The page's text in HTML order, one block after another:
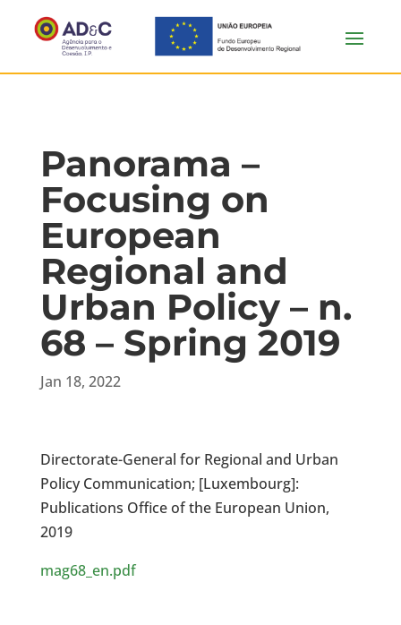
Panorama –
Focusing on
European
Regional and
Urban Policy – n.
68 – Spring 2019
Jan 18, 2022
Directorate-General for Regional and Urban
Policy Communication; [Luxembourg]:
Publications Office of the European Union,
2019
mag68_en.pdf